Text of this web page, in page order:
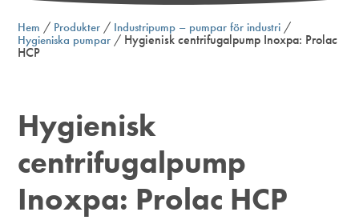
Hem / Produkter / Industripump – pumpar för industri /
Hygieniska pumpar / Hygienisk centrifugalpump Inoxpa: Prolac
HCP
Hygienisk
centrifugalpump
Inoxpa: Prolac HCP